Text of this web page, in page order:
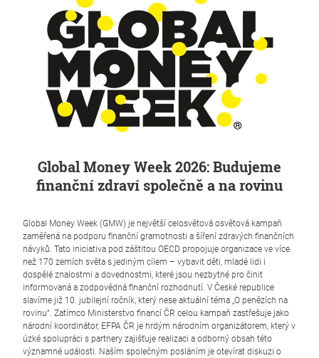
Global Money Week 2026: Budujeme
finanční zdraví společně a na rovinu
Global Money Week (GMW) je největší celosvětová osvětová kampaň
zaměřená na podporu finanční gramotnosti a šíření zdravých finančních
návyků. Tato iniciativa pod záštitou OECD propojuje organizace ve více
než 170 zemích světa s jediným cílem – vybavit děti, mladé lidi i
dospělé znalostmi a dovednostmi, které jsou nezbytné pro činit
informovaná a zodpovědná finanční rozhodnutí. V České republice
slavíme již 10. jubilejní ročník, který nese aktuální téma „O penězích na
rovinu“. Zatímco Ministerstvo financí ČR celou kampaň zastřešuje jako
národní koordinátor, EFPA ČR je hrdým národním organizátorem, který v
úzké spolupráci s partnery zajišťuje realizaci a odborný obsah této
významné události. Naším společným posláním je otevírat diskuzi o